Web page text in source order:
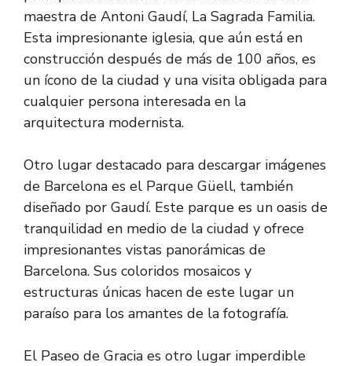
maestra de Antoni Gaudí, La Sagrada Familia.
Esta impresionante iglesia, que aún está en
construcción después de más de 100 años, es
un ícono de la ciudad y una visita obligada para
cualquier persona interesada en la
arquitectura modernista.
Otro lugar destacado para descargar imágenes
de Barcelona es el Parque Güell, también
diseñado por Gaudí. Este parque es un oasis de
tranquilidad en medio de la ciudad y ofrece
impresionantes vistas panorámicas de
Barcelona. Sus coloridos mosaicos y
estructuras únicas hacen de este lugar un
paraíso para los amantes de la fotografía.
El Paseo de Gracia es otro lugar imperdible